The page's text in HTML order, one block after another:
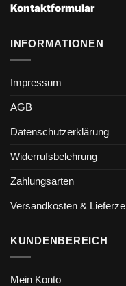
Kontaktformular
INFORMATIONEN
Impressum
AGB
Datenschutzerklärung
Widerrufsbelehrung
Zahlungsarten
Versandkosten &
KUNDENBEREICH
Mein Konto